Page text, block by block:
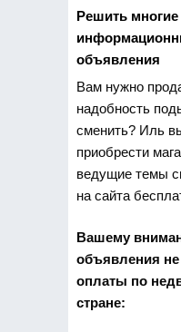
Решить
объявления
Вам нужно
надобность
сменить? Иль
приобрести
ведущие темы
на сайта
Вашему
объявления
оплаты по
стране: